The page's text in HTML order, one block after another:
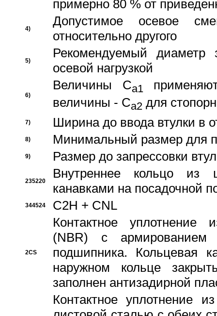
примерно 80 % от
4)
Допустимое осевое
относительно другого
5)
Рекомендуемый диаметр
осевой нагрузкой
6)
Величины Ca1
величины - Ca2 для
7) Ширина до ввода втулки в
8) Минимальный размер для
9) Размер до запрессовки
235220
Внутреннее кольцо из
канавками на посадочной
344524 C2H + CNL
2CS
Контактное уплотнение
(NBR) с
подшипника. Кольцевая
наружном кольце
заполнен антизадирной
Контактное уплотнение